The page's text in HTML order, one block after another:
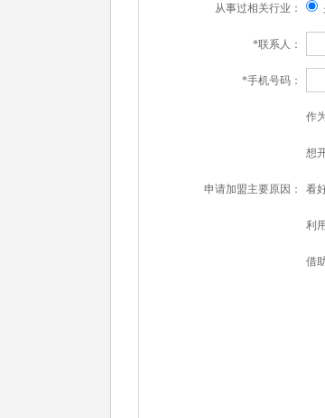
从事过相关行业：
*联系人：
*手机号码：
申请加盟主要原因：
作
想
看
利
借